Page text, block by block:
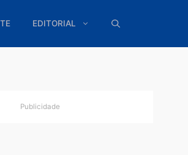
EXPEDIENTE EDITORIAL